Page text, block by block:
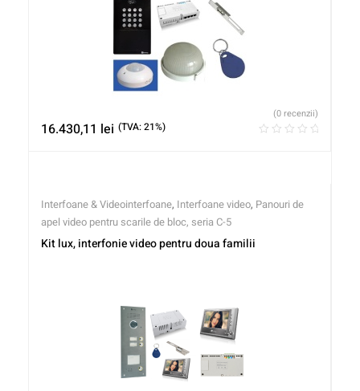
16.430,11 lei (TVA: 21%)
(0 recenzii)
Interfoane & Videointerfoane, Interfoane video, Panouri de
apel video pentru scarile de bloc, seria C-5
Kit lux, interfonie video pentru doua familii